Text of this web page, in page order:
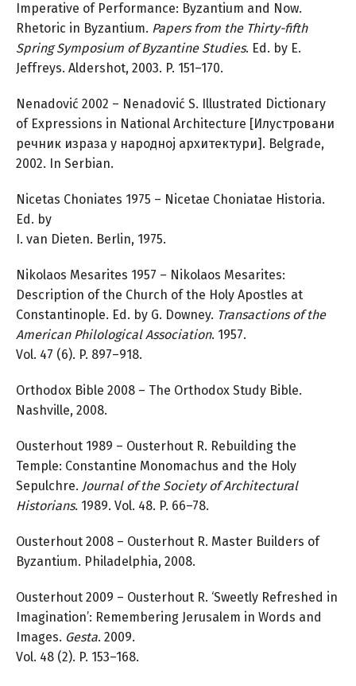
Imperative of Performance: Byzantium and Now.
Rhetoric in Byzantium. Papers from the Thirty-fifth
Spring Symposium of Byzantine Studies. Ed. by E.
Jeffreys. Aldershot, 2003. P. 151–170.
Nenadović 2002 – Nenadović S. Illustrated Dictionary
of Expressions in National Architecture [Илустровани
речник израза у народноj архитектури]. Belgrade,
2002. In Serbian.
Nicetas Choniates 1975 – Nicetae Choniatae Historia.
Ed. by
I. van Dieten. Berlin, 1975.
Nikolaos Mesarites 1957 – Nikolaos Mesarites:
Description of the Church of the Holy Apostles at
Constantinople. Ed. by G. Downey. Transactions of the
American Philological Association. 1957.
Vol. 47 (6). P. 897–918.
Orthodox Bible 2008 – The Orthodox Study Bible.
Nashville, 2008.
Ousterhout 1989 – Ousterhout R. Rebuilding the
Temple: Constantine Monomachus and the Holy
Sepulchre. Journal of the Society of Architectural
Historians. 1989. Vol. 48. P. 66–78.
Ousterhout 2008 – Ousterhout R. Master Builders of
Byzantium. Philadelphia, 2008.
Ousterhout 2009 – Ousterhout R. ‘Sweetly Refreshed in
Imagination’: Remembering Jerusalem in Words and
Images. Gesta. 2009.
Vol. 48 (2). P. 153–168.